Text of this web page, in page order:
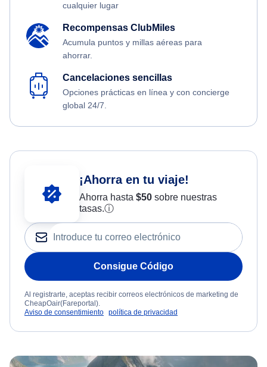
cualquier lugar
Recompensas ClubMiles
Acumula puntos y millas aéreas para
ahorrar.
Cancelaciones sencillas
Opciones prácticas en línea y con concierge
global 24/7.
¡Ahorra en tu viaje!
Ahorra hasta $50sobre nuestras
tasas.ⓘ
Consigue Código
Al registrarte, aceptas recibir correos electrónicos de marketing de
CheapOair(Fareportal).
Aviso de consentimiento política de privacidad